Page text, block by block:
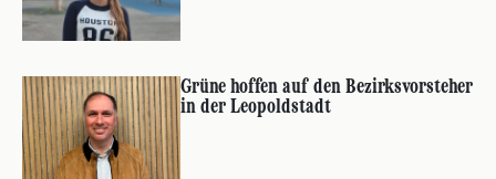
Grüne hoffen auf den Bezirksvorsteher
in der Leopoldstadt